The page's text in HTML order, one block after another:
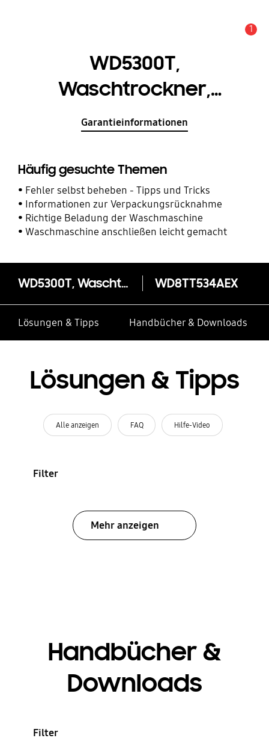
1
WD5300T,
Waschtrockner,
Autodosierung, 8/5 kg,
Garantieinformationen
Häufig gesuchte Themen
Fehler selbst beheben - Tipps und Tricks
Informationen zur Verpackungsrücknahme
Richtige Beladung der Waschmaschine
Waschmaschine anschließen leicht gemacht
WD5300T, Waschtrockner, Autodosierung, 8/5 kg, EEK Waschzyklus*: C WD8TT534AEX
Lösungen & Tipps Handbücher & Downloads
Lösungen & Tipps
Alle anzeigen FAQ Hilfe-Video
Filter
Mehr anzeigen
Handbücher &
Downloads
Filter